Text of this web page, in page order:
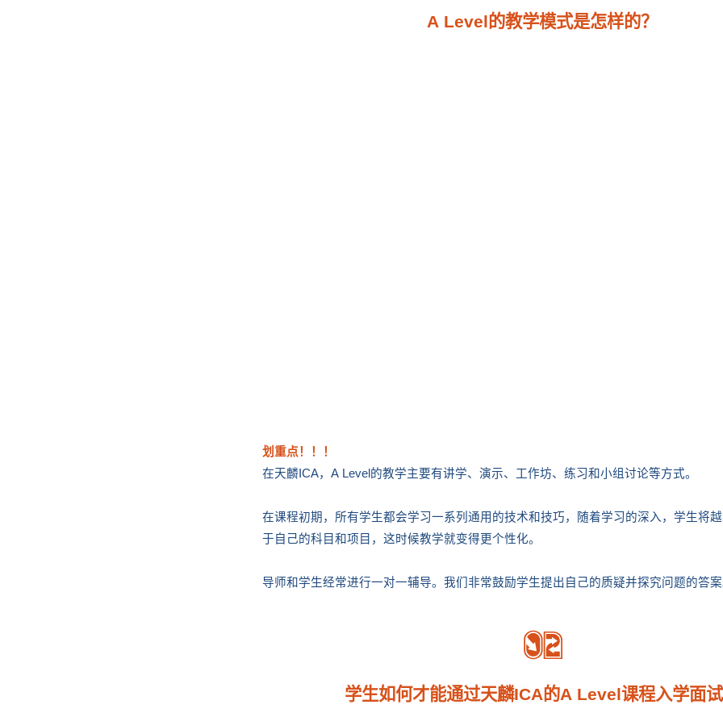
A Level的教学模式是怎样的？
划重点！！！
在天麟ICA，A Level的教学主要有讲学、演示、工作坊、练习和小组讨论等方式。
在课程初期，所有学生都会学习一系列通用的技术和技巧，随着学习的深入，学生将
于自己的科目和项目，这时候教学就变得更个性化。
导师和学生经常进行一对一辅导。我们非常鼓励学生提出自己的质疑并探究问题的答
学生如何才能通过天麟ICA的A Level课程入学面